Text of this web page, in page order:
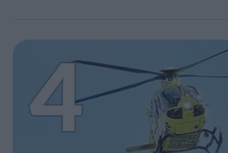
4